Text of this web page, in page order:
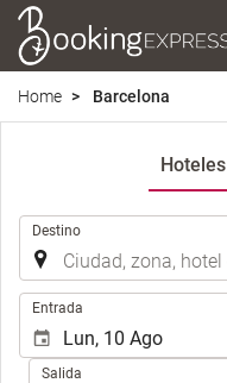
Home Barcelona
Hoteles
Introduzca
lugar
de
destino
en
Destino
Introduzca
las
fechas
Entrada
Salida